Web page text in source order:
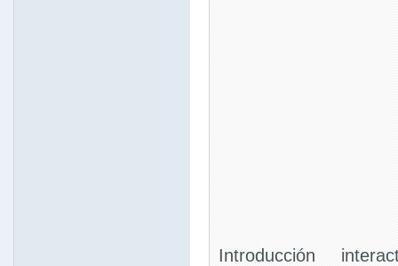
Introducción